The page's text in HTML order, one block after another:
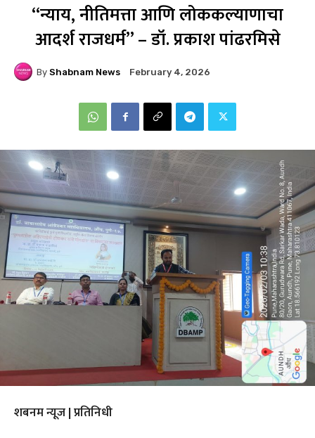
“न्याय, नीतिमत्ता आणि लोककल्याणाचा
आदर्श राजधर्म” – डॉ. प्रकाश पांढरमिसे
By Shabnam News February 4, 2026
शबनम न्यूज | प्रतिनिधी